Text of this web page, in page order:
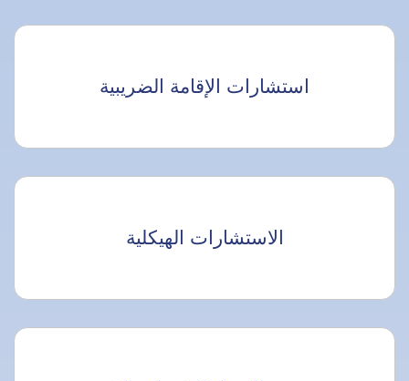
استشارات الإقامة الضريبية
الاستشارات الهيكلية